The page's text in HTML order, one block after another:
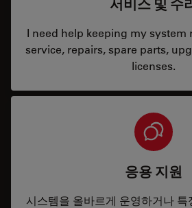
서비스 및 수
I need help keeping my system
service, repairs, spare parts,
licenses.
응용 지원
시스템을 올바르게 운영하거나